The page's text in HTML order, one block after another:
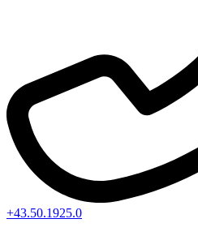
+43.50.1925.0